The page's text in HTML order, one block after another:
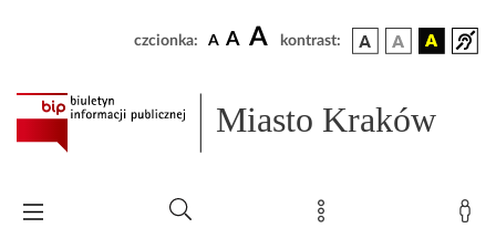
czcionka: A A A kontrast:
Miasto Kraków